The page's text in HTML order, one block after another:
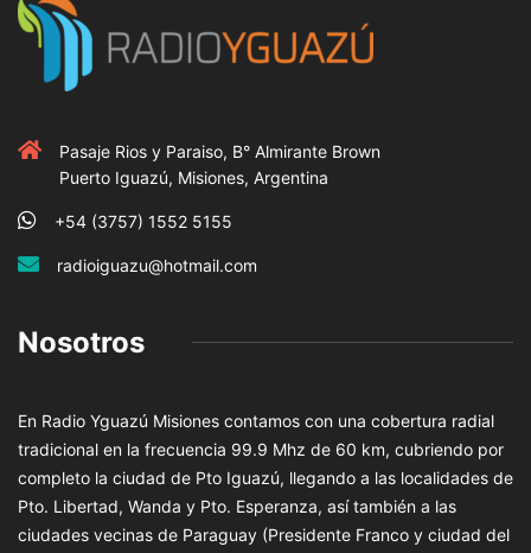
Pasaje Rios y Paraiso, B° Almirante Brown
Puerto Iguazú, Misiones, Argentina
+54 (3757) 1552 5155
radioiguazu@hotmail.com
Nosotros
En Radio Yguazú Misiones contamos con una cobertura radial
tradicional en la frecuencia 99.9 Mhz de 60 km, cubriendo por
completo la ciudad de Pto Iguazú, llegando a las localidades de
Pto. Libertad, Wanda y Pto. Esperanza, así también a las
ciudades vecinas de Paraguay (Presidente Franco y ciudad del